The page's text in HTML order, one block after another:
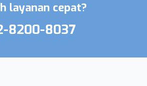
layanan cepat?
8200-8037